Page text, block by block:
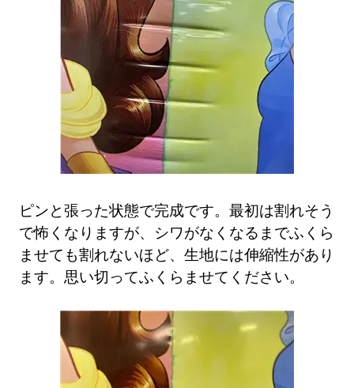
ピンと張った状態で完成です。最初は割れそう
で怖くなりますが、シワがなくなるまでふくら
ませても割れないほど、生地には伸縮性があり
ます。思い切ってふくらませてください。